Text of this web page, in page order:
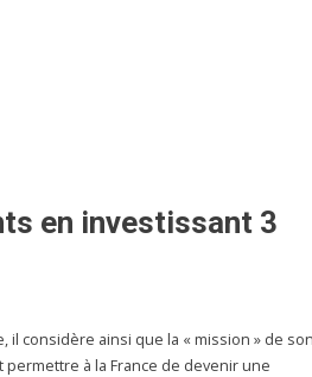
en investissant 3
considère ainsi que la « mission » de
à la France de devenir une